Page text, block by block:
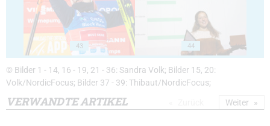
43 44
© Bilder 1 - 14, 16 - 19, 21 - 36: Sandra Volk; Bilder 15, 20:
Volk/NordicFocus; Bilder 37 - 39: Thibaut/NordicFocus;
VERWANDTE ARTIKEL Weiter